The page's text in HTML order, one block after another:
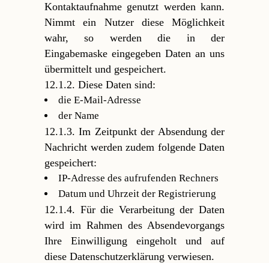
Kontaktaufnahme genutzt werden kann.
Nimmt ein Nutzer diese Möglichkeit
wahr, so werden die in der
Eingabemaske eingegeben Daten an uns
übermittelt und gespeichert.
12.1.2. Diese Daten sind:
die E-Mail-Adresse
der Name
12.1.3. Im Zeitpunkt der Absendung der
Nachricht werden zudem folgende Daten
gespeichert:
IP-Adresse des aufrufenden Rechners
Datum und Uhrzeit der Registrierung
12.1.4. Für die Verarbeitung der Daten
wird im Rahmen des Absendevorgangs
Ihre Einwilligung eingeholt und auf
diese Datenschutzerklärung verwiesen.